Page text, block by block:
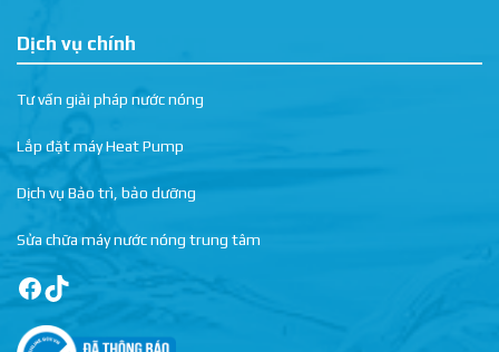
Dịch vụ chính
Tư vấn giải pháp nước nóng
Lắp đặt máy Heat Pump
Dịch vụ Bảo trì, bảo dưỡng
Sửa chữa máy nước nóng trung tâm